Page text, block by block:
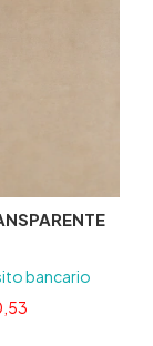
bancario